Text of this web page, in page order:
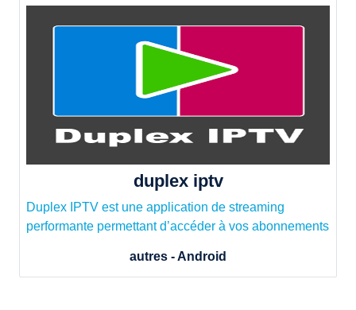
duplex iptv
Duplex IPTV est une application de streaming
performante permettant d’accéder à vos abonnements
autres - Android